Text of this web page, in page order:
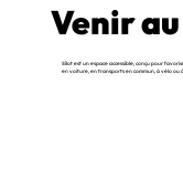
Venir
Sîlot est un espace accessible, conçu pour
en voiture, en transports en commun, à vélo ou